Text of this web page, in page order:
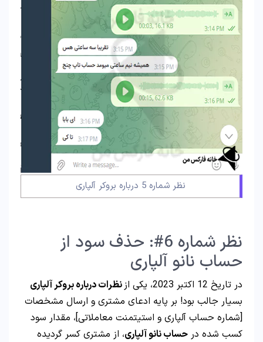
نظر شماره 5 درباره بروکر آلپاری
نظر شماره 6#: حذف سود از
حساب نانو آلپاری
در تاریخ 12 اکتبر 2023، یکی از
نظرات درباره بروکر آلپاری
بسیار جالب بود! بر پایه ادعای مشتری و ارسال مشخصات
[شماره حساب آلپاری و استیتمنت معاملاتی]، مقدار سود
کسب شده در حساب نانو آلپاری، از مشتری کسر گردیده